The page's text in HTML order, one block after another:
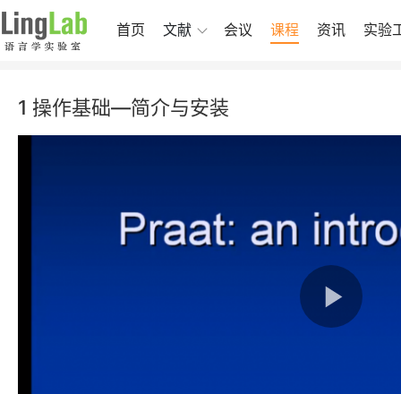
首页 文献 会议 课程 资讯 实验
1 操作基础—简介与安装